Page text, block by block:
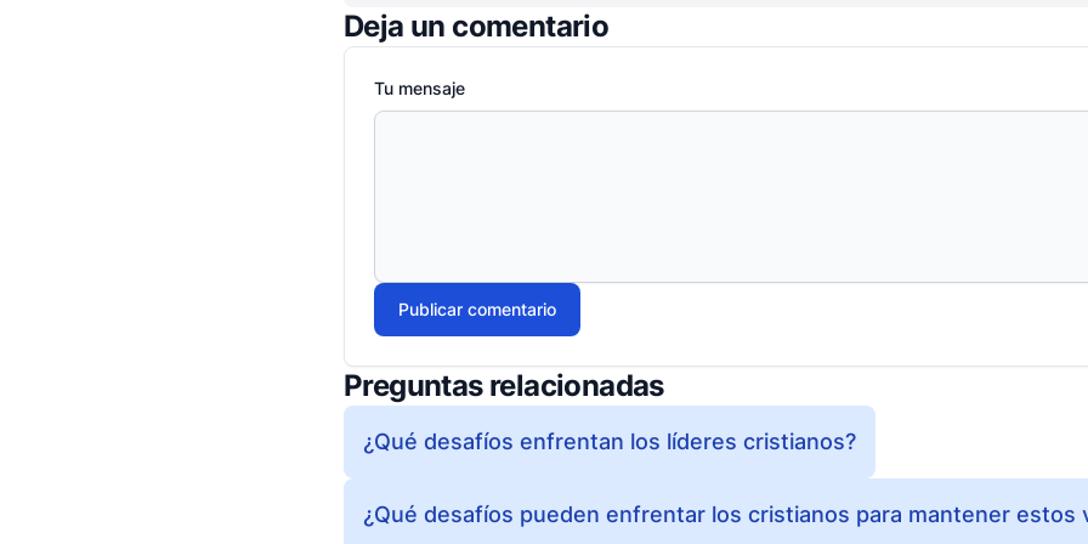
Deja un comentario
Tu mensaje
Publicar comentario
Preguntas relacionadas
¿Qué desafíos enfrentan los líderes cristianos?
¿Qué desafíos pueden enfrentar los cristianos para mantener estos